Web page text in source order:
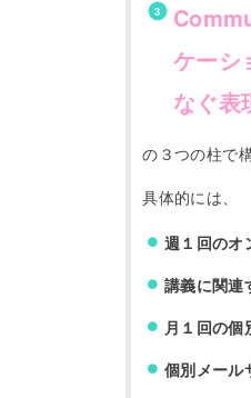
ケーシ
なぐ表
の３つの柱で
具体的には、
週１回のオ
講義に関連
月１回の個
個別メール